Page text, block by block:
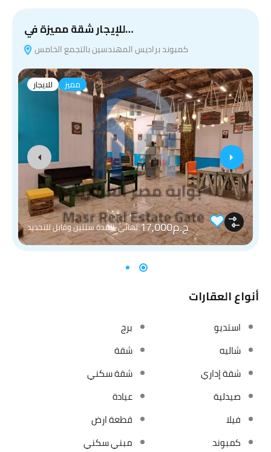
للإيجار شقة مميزة في…
كمبوند براديس المهندسين بالتجمع الخامس
للايجار مميز
ج.م17,000 نهائي-المدة سنتين وقابل للتجديد
أنواع العقارات
استديو
برج
شاليه
شقة
شقة إداري
شقة سكني
صيدلية
عيادة
فيلا
قطعة ارض
كمبوند
مبني سكني